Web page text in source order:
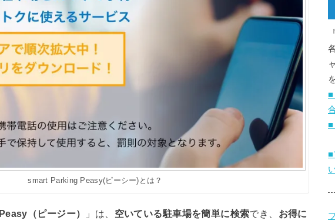
smart Parking Peasy(ピーシー)とは？
（ピージー） 」は、 空いている駐車場を簡単に検索でき、 お得に
■
■
■